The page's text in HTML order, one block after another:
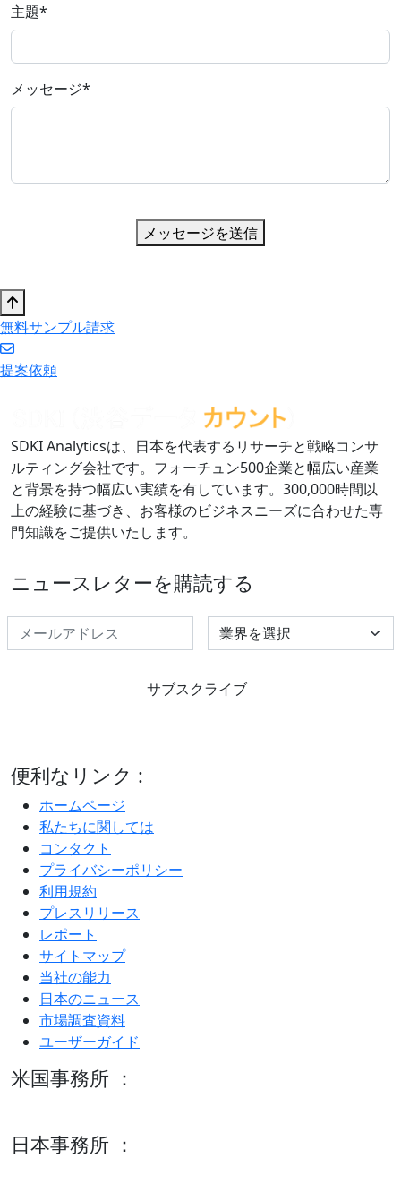
主題*
メッセージ*
メッセージを送信
無料サンプル請求
提案依頼
SDKI Analyticsは、日本を代表するリサーチと戦略コンサ
ルティング会社です。フォーチュン500企業と幅広い産業
と背景を持つ幅広い実績を有しています。300,000時間以
上の経験に基づき、お客様のビジネスニーズに合わせた専
門知識をご提供いたします。
ニュースレターを購読する
Select Industry
サブスクライブ
便利なリンク :
ホームページ
私たちに関しては
コンタクト
プライバシーポリシー
利用規約
プレスリリース
レポート
サイトマップ
当社の能力
日本のニュース
市場調査資料
ユーザーガイド
米国事務所 ：
日本事務所 ：